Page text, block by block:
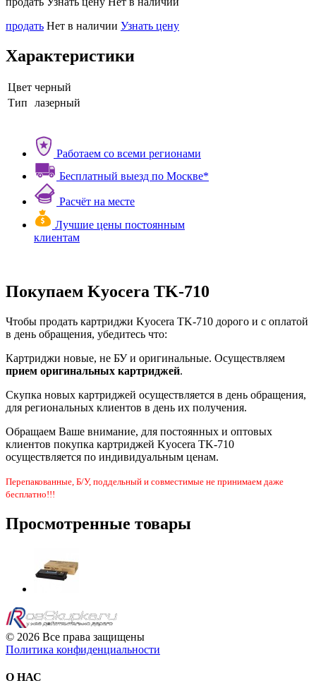
продать Нет в наличии Узнать цену
Характеристики
Цвет черный
Тип
лазерный
Работаем со всеми регионами
Бесплатный выезд по Москве*
Расчёт на месте
Лучшие цены постоянным
клиентам
Покупаем Kyocera TK-710
Чтобы продать картриджи Kyocera TK-710 дорого и с оплатой
в день обращения, убедитесь что:
Картриджи новые, не БУ и оригинальные. Осуществляем
прием оригинальных картриджей.
Скупка новых картриджей осуществляется в день обращения,
для региональных клиентов в день их получения.
Обращаем Ваше внимание, для постоянных и оптовых
клиентов покупка картриджей Kyocera TK-710
осуществляется по индивидуальным ценам.
Перепакованные, Б/У, поддельный и совместимые не принимаем даже
бесплатно!!!
Просмотренные товары
© 2026 Все права защищены
Политика конфиденциальности
О НАС